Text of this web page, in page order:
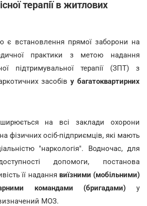
терапії в житлових
є встановлення прямої заборони на
практики з метою надання
підтримувальної терапії (ЗПТ) з
засобів у багатоквартирних
на всі заклади охорони
фізичних осіб-підприємців, які мають
"наркологія". Водночас, для
допомоги, постанова
її надання виїзними (мобільними)
командами (бригадами) у
МОЗ.